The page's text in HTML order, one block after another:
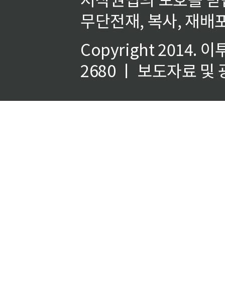
무단전재, 복사, 재배
Copyright 2014. 이
2680 ㅣ 보도자료